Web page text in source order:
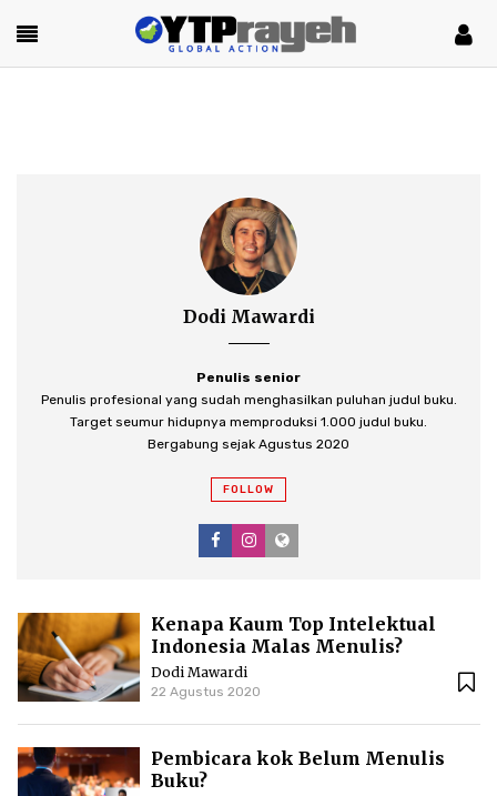
Dodi Mawardi
Penulis senior
Penulis profesional yang sudah menghasilkan puluhan judul buku.
Target seumur hidupnya memproduksi 1.000 judul buku.
Bergabung sejak Agustus 2020
FOLLOW
Kenapa Kaum Top Intelektual
Indonesia Malas Menulis?
Dodi Mawardi
22 Agustus 2020
Pembicara kok Belum Menulis
Buku?